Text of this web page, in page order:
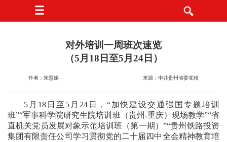
对外培训一周班次速览
（5月18日至5月24日）
作者：朱慧娟 来源：中共贵州省委党校
5月18日至5月24日，“加快建设交通强国专题培训
班”“军事科学院研究生院培训班（贵州-重庆）现场教学”“省
直机关党员发展对象示范培训班（第一期）”“贵州铁路投资
集团有限责任公司学习贯彻党的二十届四中全会精神教育培